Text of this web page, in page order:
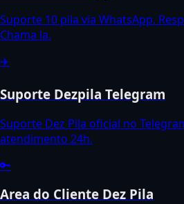
Suporte 10 pila via WhatsApp.
Chama la.
✈️
Suporte Dezpila Telegram
Suporte Dez Pila oficial no
atendimento 24h.
🔑
Area do Cliente Dez Pila